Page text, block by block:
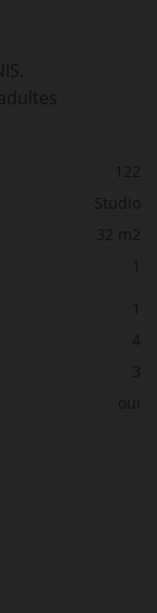
122
Studio
32 m2
4
3
oui